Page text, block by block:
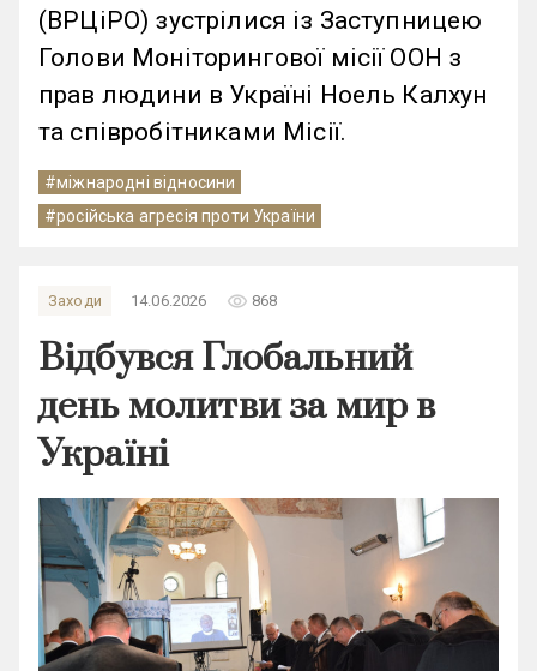
(ВРЦіРО) зустрілися із Заступницею
Голови Моніторингової місії ООН з
прав людини в Україні Ноель Калхун
та співробітниками Місії.
#міжнародні відносини
#російська агресія проти України
Заходи 14.06.2026 remove_red_eye 868
Відбувся Глобальний
день молитви за мир в
Україні